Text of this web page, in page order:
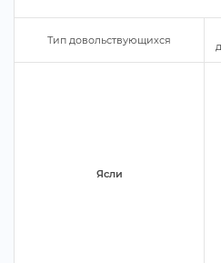
Тип довольствующихся
Ясли